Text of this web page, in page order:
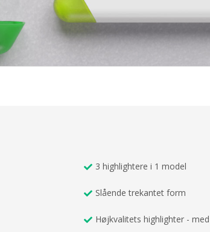
3 highlightere i 1 model
Slående trekantet form
Højkvalitets highlighter -